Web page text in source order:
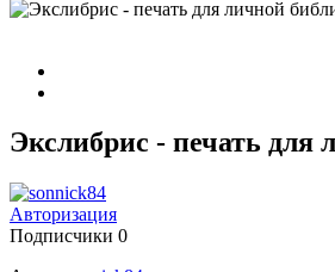
Экслибрис - печать для
Авторизация
Подписчики 0